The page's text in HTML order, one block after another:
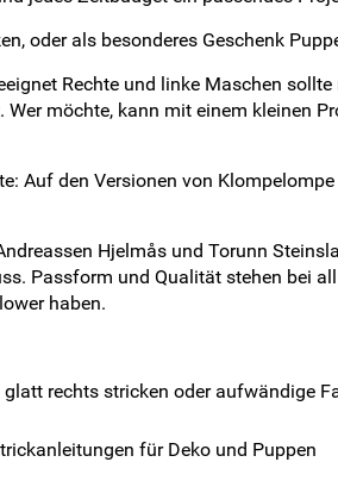
oder als besonderes Geschenk
Rechte und linke Maschen
möchte, kann mit einem kleinen
Auf den Versionen von
Hjelmås und Torunn
Passform und Qualität stehen bei
haben.
rechts stricken oder aufwändige
für Deko und Puppen